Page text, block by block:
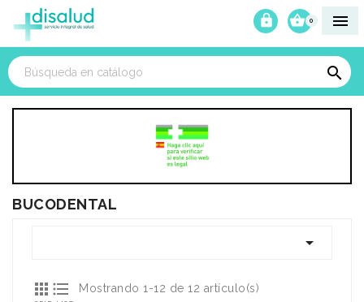

0



BUCODENTAL

  Mostrando 1-12 de 12 artículo(s)